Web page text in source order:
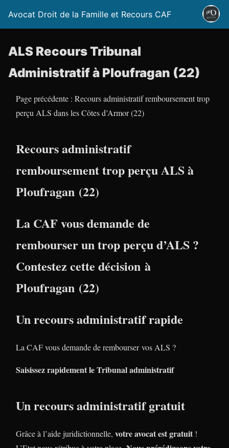
Avocat Droit de la Famille et Recours CAF
ALS Recours Tribunal
Administratif à Ploufragan (22)
Page précédente : Recours administratif remboursement trop
perçu ALS dans les Côtes d’Armor (22)
Recours administratif
remboursement trop perçu ALS à
Ploufragan (22)
La CAF vous demande de
rembourser un trop perçu d’ALS ?
Contestez cette décision à
Ploufragan (22)
Un recours administratif rapide
La CAF vous demande de rembourser vos ALS ?
Saisissez rapidement le Tribunal administratif
Un recours administratif gratuit
Grâce à l’aide juridictionnelle, votre avocat est gratuit !